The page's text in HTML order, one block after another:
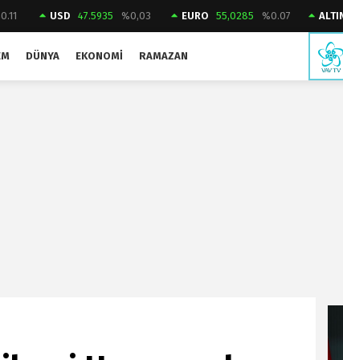
USD 47.5935 %0,03 EURO 55,0285 %0.07
DÜNYA EKONOMI RAMAZAN